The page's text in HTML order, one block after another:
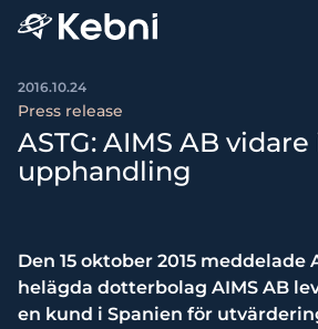
2016.10.24
Press release
ASTG: AIMS AB
upphandling
Den 15 oktober 2015 meddelade
helägda dotterbolag AIMS AB
en kund i Spanien för